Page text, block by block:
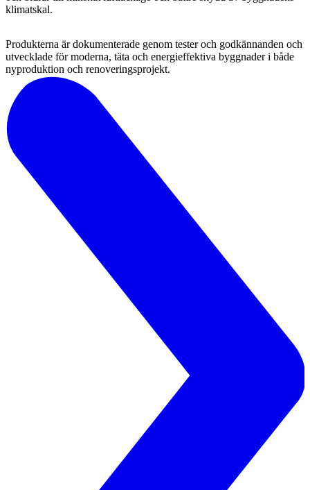
klimatskal.
Produkterna är dokumenterade genom tester och godkännanden och
utvecklade för moderna, täta och energieffektiva byggnader i både
nyproduktion och renoveringsprojekt.